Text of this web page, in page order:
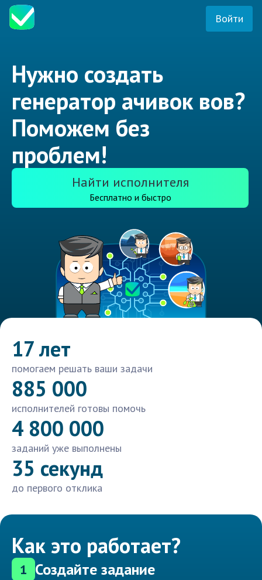
Войти
Нужно создать
генератор ачивок вов?
Поможем без
проблем!
Найти исполнителя
Бесплатно и быстро
17 лет
помогаем решать ваши задачи
885 000
исполнителей готовы помочь
4 800 000
заданий уже выполнены
35 секунд
до первого отклика
Как это работает?
1 Создайте задание